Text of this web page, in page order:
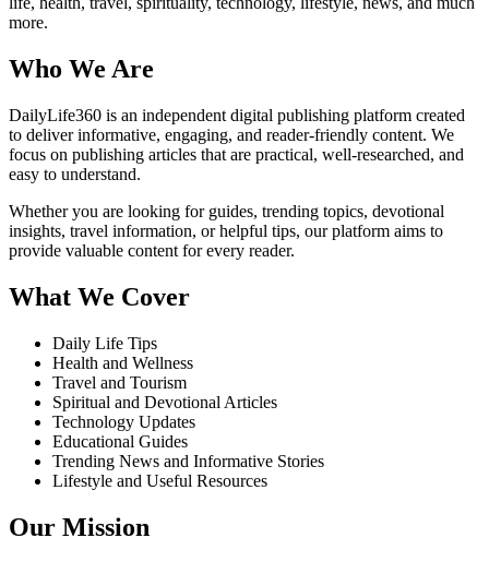
more.
Who We Are
DailyLife360 is an independent digital publishing platform created
to deliver informative, engaging, and reader-friendly content. We
focus on publishing articles that are practical, well-researched, and
easy to understand.
Whether you are looking for guides, trending topics, devotional
insights, travel information, or helpful tips, our platform aims to
provide valuable content for every reader.
What We Cover
Daily Life Tips
Health and Wellness
Travel and Tourism
Spiritual and Devotional Articles
Technology Updates
Educational Guides
Trending News and Informative Stories
Lifestyle and Useful Resources
Our Mission